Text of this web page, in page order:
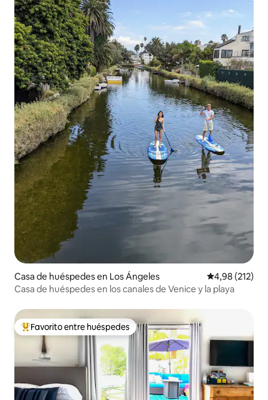
Casa de huéspedes en Los Ángeles Calificación
4,98 (212)
Casa de huéspedes en los canales de Venice y la playa
Favorito entre los huéspedes más destacados
Favorito entre huéspedes